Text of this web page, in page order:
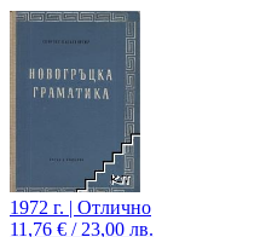
1972 г. | Отлично
11,76 € / 23,00 лв.